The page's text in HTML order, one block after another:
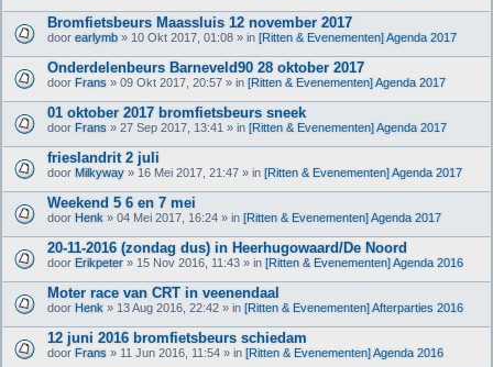
Bromfietsbeurs Maassluis 12 november 2017
door earlymb » 10 Okt 2017, 01:08 » in [Ritten & Evenementen] Agenda 2017
Onderdelenbeurs Barneveld90 28 oktober 2017
door Frans » 09 Okt 2017, 20:57 » in [Ritten & Evenementen] Agenda 2017
01 oktober 2017 bromfietsbeurs sneek
door Frans » 27 Sep 2017, 13:41 » in [Ritten & Evenementen] Agenda 2017
frieslandrit 2 juli
door Milkyway » 16 Mei 2017, 21:47 » in [Ritten & Evenementen] Agenda 2017
Weekend 5 6 en 7 mei
door Henk » 04 Mei 2017, 16:24 » in [Ritten & Evenementen] Agenda 2017
20-11-2016 (zondag dus) in Heerhugowaard/De Noord
door Erikpeter » 15 Nov 2016, 11:43 » in [Ritten & Evenementen] Agenda 2016
Moter race van CRT in veenendaal
door Henk » 13 Aug 2016, 22:42 » in [Ritten & Evenementen] Afterparties 2016
12 juni 2016 bromfietsbeurs schiedam
door Frans » 11 Jun 2016, 11:54 » in [Ritten & Evenementen] Agenda 2016